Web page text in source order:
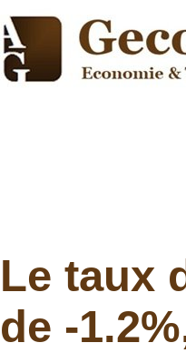
Le taux
de -